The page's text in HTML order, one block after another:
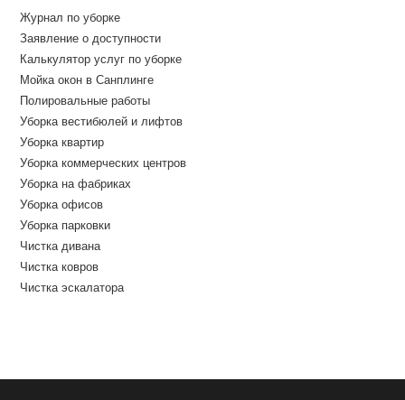
Журнал по уборке
Заявление о доступности
Калькулятор услуг по уборке
Мойка окон в Санплинге
Полировальные работы
Уборка вестибюлей и лифтов
Уборка квартир
Уборка коммерческих центров
Уборка на фабриках
Уборка офисов
Уборка парковки
Чистка дивана
Чистка ковров
Чистка эскалатора